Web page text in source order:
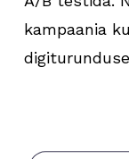
kampaania